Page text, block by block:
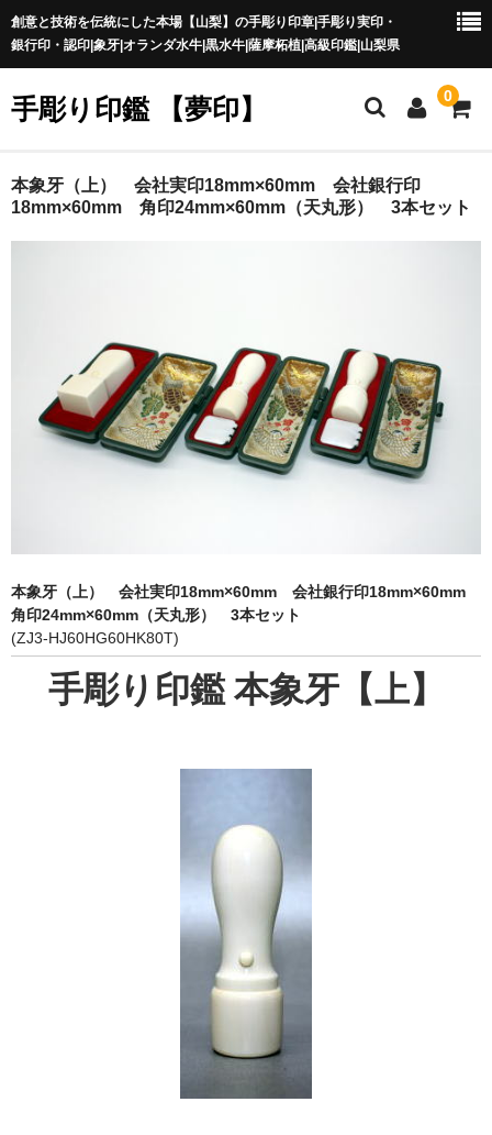
創意と技術を伝統にした本場【山梨】の手彫り印章|手彫り実印・
銀行印・認印|象牙|オランダ水牛|黒水牛|薩摩柘植|高級印鑑|山梨県
手彫り印鑑 【夢印】 0
夢印TOP
印鑑の材質
印鑑の種類
印鑑の書体
印鑑ケース
お客様の声
ご利用案内
お問い合わせ
本象牙（上） 会社実印18mm×60mm 会社銀行印
18mm×60mm 角印24mm×60mm（天丸形） 3本セット
本象牙（上） 会社実印18mm×60mm 会社銀行印18mm×60mm
角印24mm×60mm（天丸形） 3本セット
(ZJ3-HJ60HG60HK80T)
手彫り印鑑 本象牙【上】